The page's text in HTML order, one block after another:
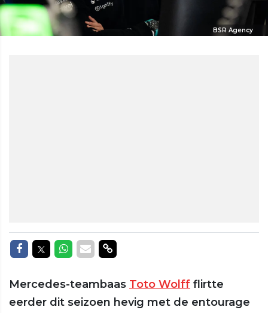
BSR Agency
Delen op Facebook
Delen op Twitter
Delen op Whatsapp
Delen via Mail
Delen via link
Mercedes-teambaas Toto Wolff flirtte
eerder dit seizoen hevig met de entourage